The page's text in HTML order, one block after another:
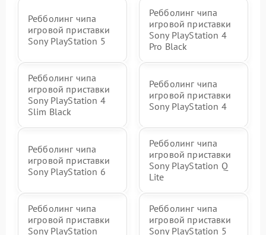
Ребболинг чипа
игровой приставки
Sony PlayStation 5
Ребболинг чипа
игровой приставки
Sony PlayStation 4
Pro Black
Ребболинг чипа
игровой приставки
Sony PlayStation 4
Slim Black
Ребболинг чипа
игровой приставки
Sony PlayStation 4
Ребболинг чипа
игровой приставки
Sony PlayStation 6
Ребболинг чипа
игровой приставки
Sony PlayStation Q
Lite
Ребболинг чипа
игровой приставки
Sony PlayStation
Ребболинг чипа
игровой приставки
Sony PlayStation 5